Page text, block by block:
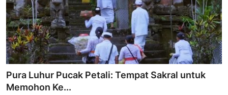
Pura Luhur Pucak Petali: Tempat Sakral untuk
Memohon Ke...